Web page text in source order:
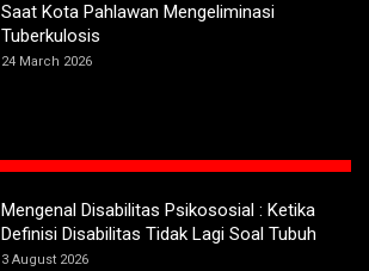
Saat Kota Pahlawan Mengeliminasi
Tuberkulosis
24 March 2026
Mengenal Disabilitas Psikososial : Ketika
Definisi Disabilitas Tidak Lagi Soal Tubuh
3 August 2026